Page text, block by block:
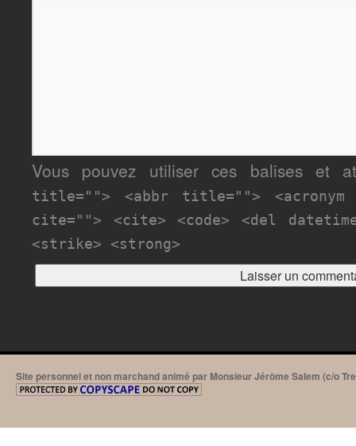
Vous pouvez utiliser ces balises et
title=""> <abbr title=""> <acronym
cite=""> <cite> <code> <del
<strike> <strong>
Site personnel et non marchand animé par Monsieur Jérôme Salem (c/o